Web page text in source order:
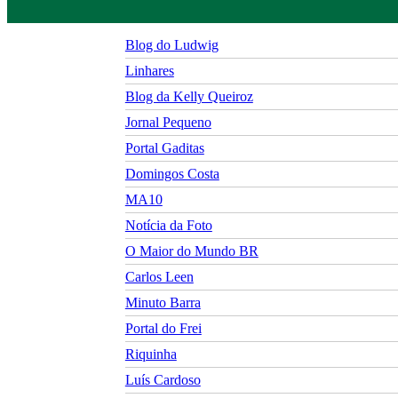
Blog do Ludwig
Linhares
Blog da Kelly Queiroz
Jornal Pequeno
Portal Gaditas
Domingos Costa
MA10
Notícia da Foto
O Maior do Mundo BR
Carlos Leen
Minuto Barra
Portal do Frei
Riquinha
Luís Cardoso